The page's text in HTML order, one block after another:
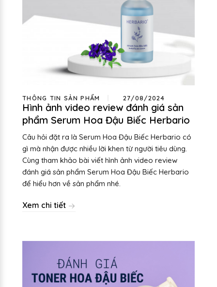
THÔNG TIN SẢN PHẨM 27/08/2024
Hình ảnh video review đánh giá sản
phẩm Serum Hoa Đậu Biếc Herbario
Câu hỏi đặt ra là Serum Hoa Đậu Biếc Herbario có
gì mà nhận được nhiều lời khen từ người tiêu dùng.
Cùng tham khảo bài viết hình ảnh video review
đánh giá sản phẩm Serum Hoa Đậu Biếc Herbario
để hiểu hơn về sản phẩm nhé.
Xem chi tiết